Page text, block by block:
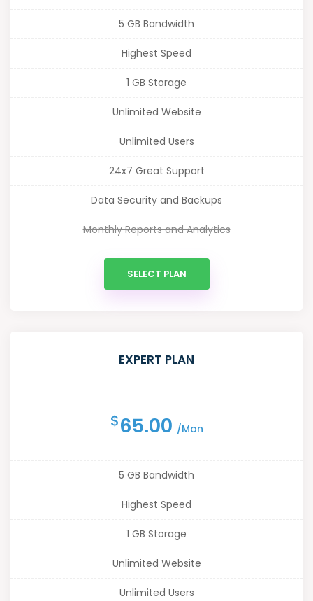
5 GB Bandwidth
Highest Speed
1 GB Storage
Unlimited Website
Unlimited Users
24x7 Great Support
Data Security and Backups
Monthly Reports and Analytics
SELECT PLAN
EXPERT PLAN
$65.00 /Mon
5 GB Bandwidth
Highest Speed
1 GB Storage
Unlimited Website
Unlimited Users